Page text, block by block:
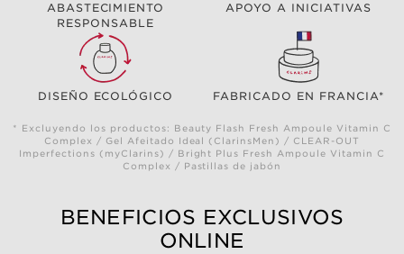
ABASTECIMIENTO
RESPONSABLE
APOYO A INICIATIVAS
DISEÑO ECOLÓGICO FABRICADO EN FRANCIA*
* Excluyendo los productos: Beauty Flash Fresh Ampoule Vitamin C
Complex / Gel Afeitado Ideal (ClarinsMen) / CLEAR-OUT
Imperfections (myClarins) / Bright Plus Fresh Ampoule Vitamin C
Complex / Pastillas de jabón
BENEFICIOS EXCLUSIVOS
ONLINE